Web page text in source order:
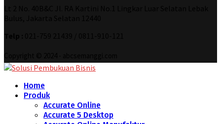
Home
Produk
Accurate Online
Accurate 5 Desktop